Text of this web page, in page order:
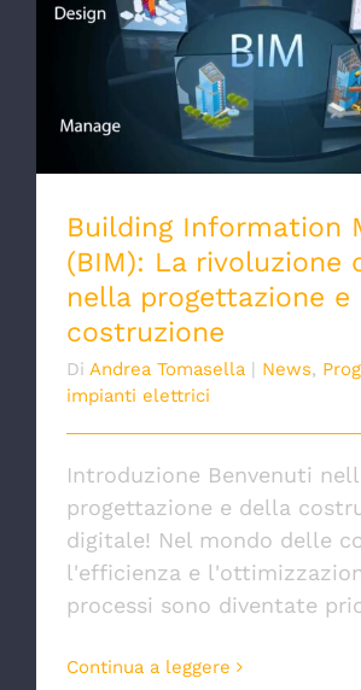
Building Information
rivoluzione digitale nella
costruzione
Building Information
(BIM): La rivoluzione
nella progettazione e
costruzione
Di Andrea Tomasella | News,
impianti elettrici
Introduzione Benvenuti
progettazione e della
digitale! Nel mondo delle
l'efficienza e
processi sono diventate
Continua a leggere